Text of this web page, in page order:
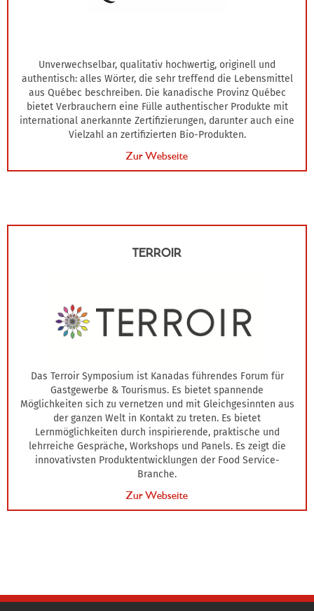
Unverwechselbar, qualitativ hochwertig, originell und
authentisch: alles Wörter, die sehr treffend die Lebensmittel
aus Québec beschreiben. Die kanadische Provinz Québec
bietet Verbrauchern eine Fülle authentischer Produkte mit
international anerkannte Zertifizierungen, darunter auch eine
Vielzahl an zertifizierten Bio-Produkten.
Zur Webseite
TERROIR
Das Terroir Symposium ist Kanadas führendes Forum für
Gastgewerbe & Tourismus. Es bietet spannende
Möglichkeiten sich zu vernetzen und mit Gleichgesinnten aus
der ganzen Welt in Kontakt zu treten. Es bietet
Lernmöglichkeiten durch inspirierende, praktische und
lehrreiche Gespräche, Workshops und Panels. Es zeigt die
innovativsten Produktentwicklungen der Food Service-
Branche.
Zur Webseite